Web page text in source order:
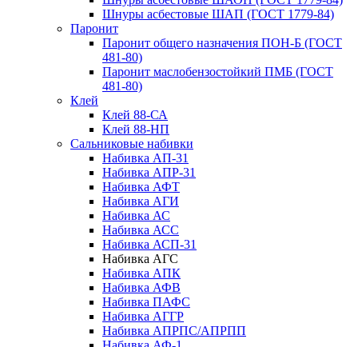
Шнуры асбестовые ШАП (ГОСТ 1779-84)
Паронит
Паронит общего назначения ПОН-Б (ГОСТ
481-80)
Паронит маслобензостойкий ПМБ (ГОСТ
481-80)
Клей
Клей 88-СА
Клей 88-НП
Сальниковые набивки
Набивка АП-31
Набивка АПР-31
Набивка АФТ
Набивка АГИ
Набивка АС
Набивка АСС
Набивка АСП-31
Набивка АГС
Набивка АПК
Набивка АФВ
Набивка ПАФС
Набивка АГГР
Набивка АПРПС/АПРПП